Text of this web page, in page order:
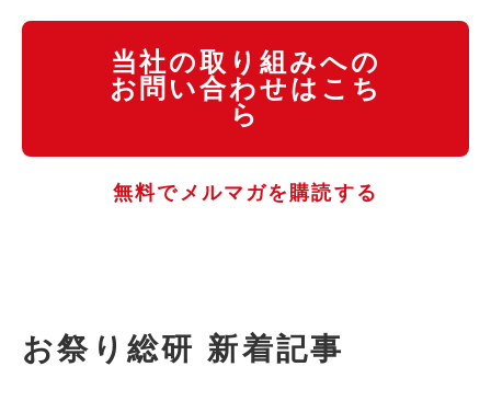
当社の取り組みへの
お問い合わせはこち
ら
無料でメルマガを購読する
お祭り総研 新着記事